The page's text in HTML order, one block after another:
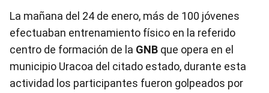
La mañana del 24 de enero, más de 100 jóvenes
efectuaban entrenamiento físico en la referido
centro de formación de la GNB que opera en el
municipio Uracoa del citado estado, durante esta
actividad los participantes fueron golpeados por